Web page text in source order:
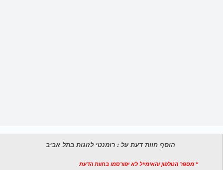
הוסף חוות דעת על : רומנטי לזוגות בתל אביב
* מספר הטלפון והאימייל לא יפורסמו בחוות הדעת